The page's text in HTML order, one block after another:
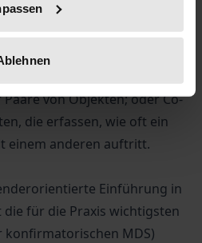
viele
wie etwa Korrelationen der
auf verschiedenen
von Objekten; oder Co-
die erfassen, wie oft ein
einem anderen auftritt.
Einführung in
die für die Praxis wichtigsten
konfirmatorischen MDS)